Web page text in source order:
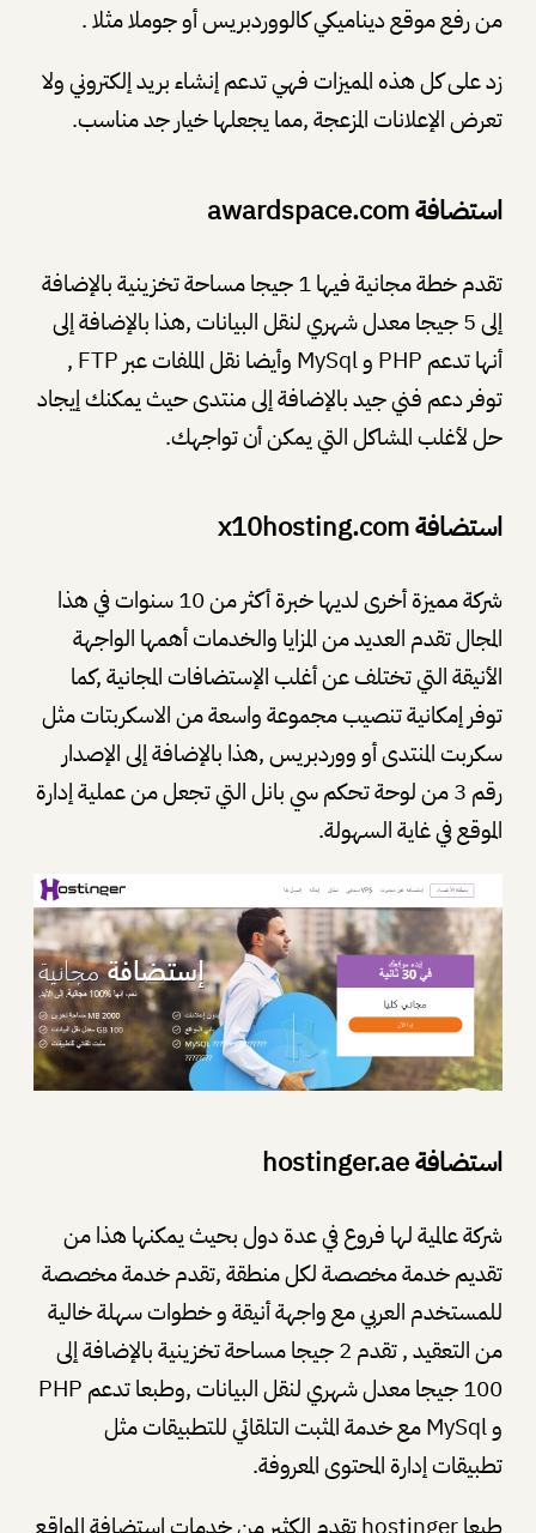
من رفع موقع ديناميكي كالووردبريس أو جوملا مثلا .
زد على كل هذه المميزات فهي تدعم إنشاء بريد إلكتروني ولا
تعرض الإعلانات المزعجة ,مما يجعلها خيار جد مناسب.
استضافة awardspace.com
تقدم خطة مجانية فيها 1 جيجا مساحة تخزينية بالإضافة
إلى 5 جيجا معدل شهري لنقل البيانات ,هذا بالإضافة إلى
أنها تدعم PHP و MySql وأيضا نقل الملفات عبر FTP ,
توفر دعم فني جيد بالإضافة إلى منتدى حيث يمكنك إيجاد
حل لأغلب المشاكل التي يمكن أن تواجهك.
استضافة x10hosting.com
شركة مميزة أخرى لديها خبرة أكثر من 10 سنوات في هذا
المجال تقدم العديد من المزايا والخدمات أهمها الواجهة
الأنيقة التي تختلف عن أغلب الإستضافات المجانية ,كما
توفر إمكانية تنصيب مجموعة واسعة من الاسكربتات مثل
سكربت المنتدى أو ووردبريس ,هذا بالإضافة إلى الإصدار
رقم 3 من لوحة تحكم سي بانل التي تجعل من عملية إدارة
الموقع في غاية السهولة.
استضافة hostinger.ae
شركة عالمية لها فروع في عدة دول بحيث يمكنها هذا من
تقديم خدمة مخصصة لكل منطقة ,تقدم خدمة مخصصة
للمستخدم العربي مع واجهة أنيقة و خطوات سهلة خالية
من التعقيد , تقدم 2 جيجا مساحة تخزينية بالإضافة إلى
100 جيجا معدل شهري لنقل البيانات ,وطبعا تدعم PHP
و MySql مع خدمة المثبت التلقائي للتطبيقات مثل
تطبيقات إدارة المحتوى المعروفة.